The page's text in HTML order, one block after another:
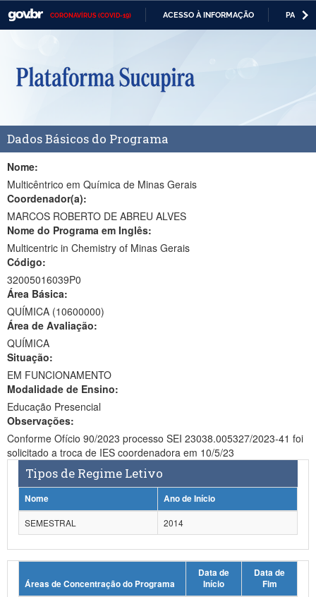
CORONAVÍRUS (COVID-19) ACESSO À INFORMAÇÃO
Casa Civil
Ministério da Defesa
Ministério da Economia
Ministério da Infraestrutura
Ministério da Agricultura, Pecuária e Abastecimento
Ministério da Educação
Ministério da Cidadania
Ministério da Saúde
Ministério de Minas e Energia
Ministério da Ciência, Tecnologia, Inovações e Comunicações
Ministério do Meio Ambiente
Ministério do Turismo
Ministério do Desenvolvimento Regional
Ministério da Mulher, da Família e dos Direitos Humanos
Secretaria-Geral
Gabinete de Segurança Institucional
Advocacia-Geral da União
Dados Básicos do Programa
Nome:
Multicêntrico em Química de Minas Gerais
Coordenador(a):
MARCOS ROBERTO DE ABREU ALVES
Nome do Programa em Inglês:
Multicentric in Chemistry of Minas Gerais
Código:
32005016039P0
Área Básica:
QUÍMICA (10600000)
Área de Avaliação:
QUÍMICA
Situação:
EM FUNCIONAMENTO
Modalidade de Ensino:
Educação Presencial
Observações:
Conforme Ofício 90/2023 processo SEI 23038.005327/2023-41 foi
solicitado a troca de IES coordenadora em 10/5/23
Tipos de Regime Letivo
Nome
Ano de Início
SEMESTRAL
2014
Áreas de Concentração do Programa
Data de
Início
Data de
Fim